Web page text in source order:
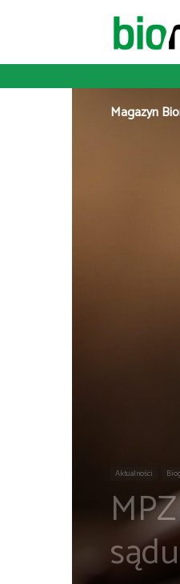
Magazyn
Aktualności